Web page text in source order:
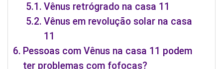
Vênus retrógrado na casa 11
Vênus em revolução solar na casa
11
Pessoas com Vênus na casa 11 podem
ter problemas com fofocas?